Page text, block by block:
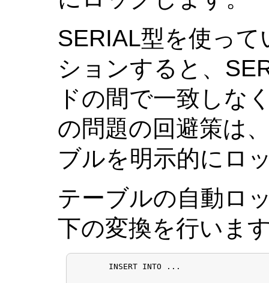
SERIAL型を使っ
ションすると、
ドの間で一致しな
の問題の回避策は
ブルを明示的にロ
テーブルの自動ロ
下の変換を行いま
       INSERT INTO ...